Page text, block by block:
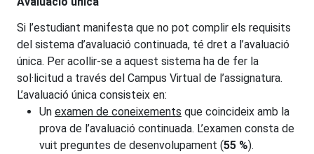
Si l’estudiant manifesta que no pot complir els requisits
del sistema d’avaluació continuada, té dret a l’avaluació
única. Per acollir-se a aquest sistema ha de fer la
sol·licitud a través del Campus Virtual de l’assignatura.
L’avaluació única consisteix en:
Un examen de coneixements que coincideix amb la
prova de l’avaluació continuada. L’examen consta de
vuit preguntes de desenvolupament (55 %).